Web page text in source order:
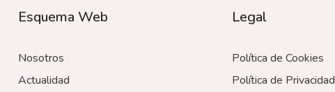
Esquema Web
Nosotros
Actualidad
Legal
Política de Cookies
Política de Privacidad